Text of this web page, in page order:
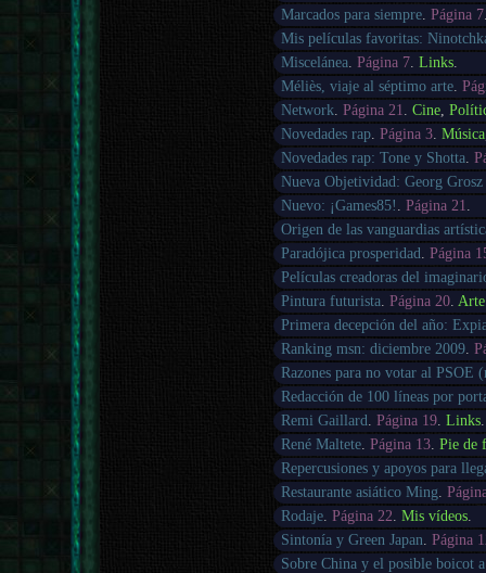
Marcados para siempre .Página 7
Mis películas favoritas:
Miscelánea .Página 7 .Links
Méliès, viaje al séptimo arte .
Network .Página 21 .Cine ,
Novedades rap .Página 3 .Música
Novedades rap: Tone y Shotta .
Nueva Objetividad: Georg
Nuevo: ¡Games85!
.Página 21
Origen de las vanguardias
Paradójica prosperidad
.Página
Películas creadoras del
Pintura futurista .Página 20 Arte
Primera decepción del año:
Ranking msn: diciembre 2009 .
Razones para no votar al PSOE
Redacción de 100 líneas por
Remi Gaillard
.Página 19 .Links
René Maltete .Página 13 .Pie de
Repercusiones y apoyos para
Restaurante asiático Ming .
Rodaje .Página 22 .Mis vídeos
Sintonía y Green Japan .Página
Sobre China y el posible boicot